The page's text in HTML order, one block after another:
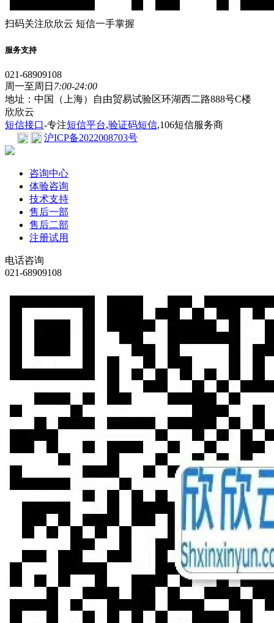
扫码关注欣欣云 短信一手掌握
服务支持
021-68909108
周一至周日 7:00-24:00
地址：中国（上海）自由贸易试验区环湖西二路888号C楼
欣欣云
短信接口-专注短信平台,验证码短信,106短信服务商
沪ICP备2022008703号
咨询中心
体验咨询
技术支持
售后一部
售后二部
注册试用
电话咨询
021-68909108